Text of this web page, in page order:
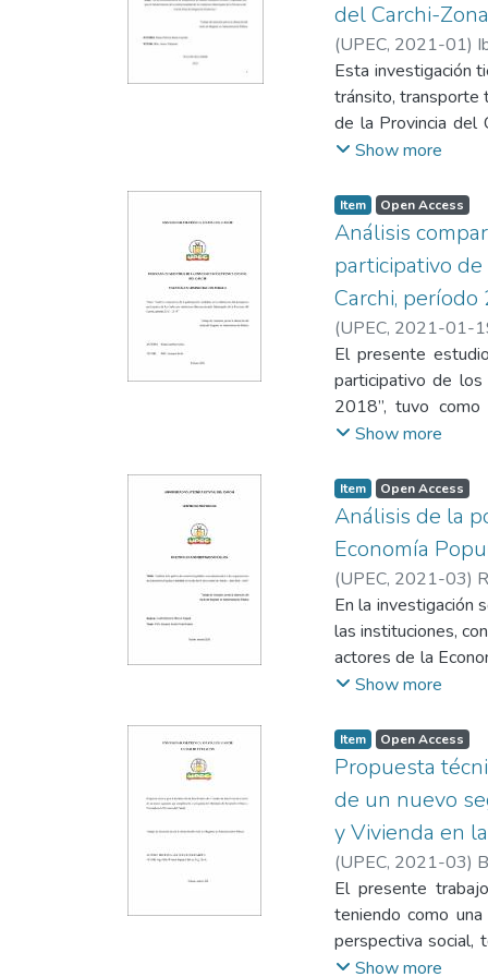
aportar a la
cooperación se
inclusive la
gobiernos locales
del Carchi-
(UPEC, 2021-01)
Esta investigación
tránsito, transporte
de la Provincia del
descentralización
Además, es
capacidades
prestación de
de investigación se
bibliográfica, que
de comprender al
entrevistas, que al
crítica sobre la
Vial en los
Municipales no
palabras,
dentro de la
Show more
Item Open Access
Análisis
participativo
Carchi,
(UPEC, 2021-01-
El presente
participativo de
2018”, tuvo como
elaboración del
La técnica
defender que la
por el poco interés
de la provincia del
ciudadanos tiene
mejoramiento
y motivación para
objeto es el diseño
una mayor
Show more
Item Open Access
Análisis de la
Economía
(UPEC, 2021-03)
En la investigación
las instituciones,
actores de la
estado actual de la
participación de las
cual se empleó la
asociaciones de la
MIES. Entre los
del sector textil, el
la participación de
asociaciones, se
falta de apoyo por
acompañamiento
transparencia en el
Show more
Item Open Access
Propuesta
de un nuevo
y Vivienda en
(UPEC, 2021-03)
El presente
teniendo como
perspectiva social,
Carchi, para
Show more